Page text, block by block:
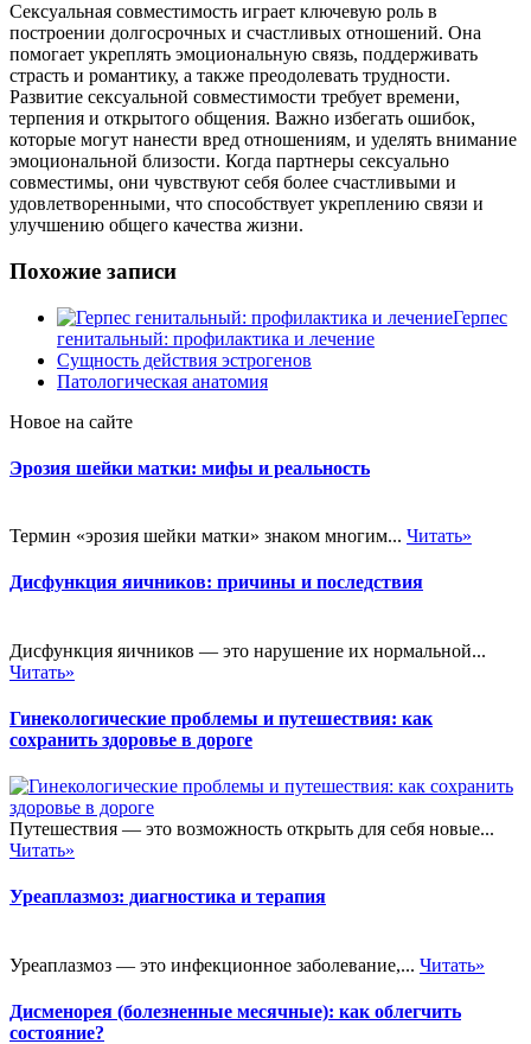
Сексуальная совместимость играет ключевую роль в
построении долгосрочных и счастливых отношений. Она
помогает укреплять эмоциональную связь, поддерживать
страсть и романтику, а также преодолевать трудности.
Развитие сексуальной совместимости требует времени,
терпения и открытого общения. Важно избегать ошибок,
которые могут нанести вред отношениям, и уделять внимание
эмоциональной близости. Когда партнеры сексуально
совместимы, они чувствуют себя более счастливыми и
удовлетворенными, что способствует укреплению связи и
улучшению общего качества жизни.
Похожие записи
Герпес
генитальный: профилактика и лечение
Сущность действия эстрогенов
Патологическая анатомия
Новое на сайте
Эрозия шейки матки: мифы и реальность
Термин «эрозия шейки матки» знаком многим... Читать»
Дисфункция яичников: причины и последствия
Дисфункция яичников — это нарушение их нормальной...
Читать»
Гинекологические проблемы и путешествия: как
сохранить здоровье в дороге
Путешествия — это возможность открыть для себя новые...
Читать»
Уреаплазмоз: диагностика и терапия
Уреаплазмоз — это инфекционное заболевание,... Читать»
Дисменорея (болезненные месячные): как облегчить
состояние?